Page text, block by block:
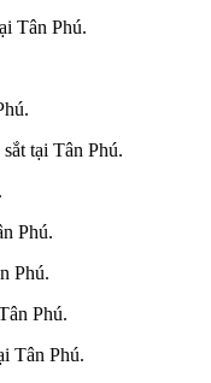
Tân Phú.
tại Tân Phú.
Phú.
Phú.
Phú.
Tân Phú.